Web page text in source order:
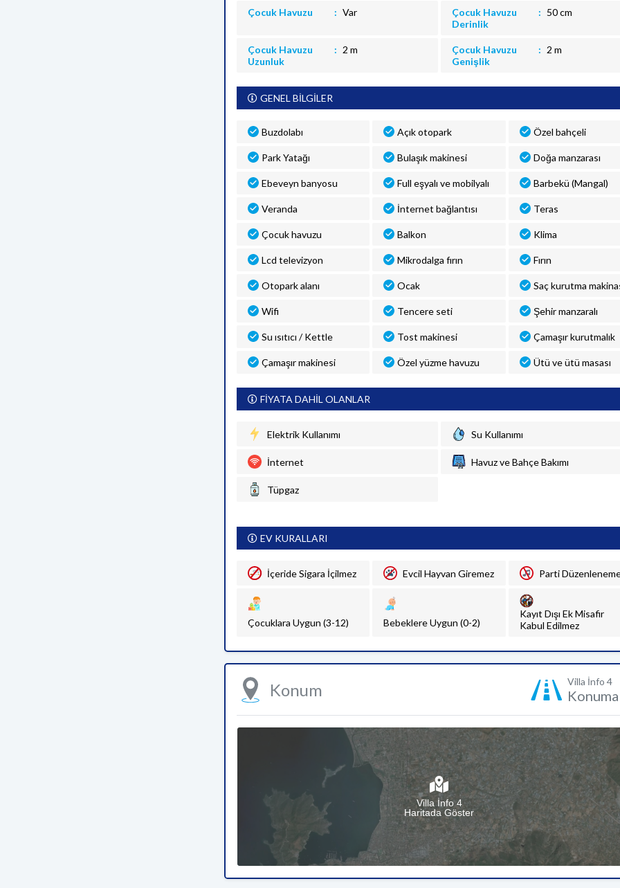
Çocuk Havuzu Var
Çocuk Havuzu
Derinlik
50 cm
Çocuk Havuzu
Uzunluk
2 m
Çocuk Havuzu
Genişlik
2 m
GENEL BİLGİLER
Buzdolabı Açık otopark Özel bahçeli
Park Yatağı Bulaşık makinesi Doğa manzarası
Ebeveyn banyosu Full eşyalı ve mobilyalı Barbekü (Mangal)
Veranda İnternet bağlantısı Teras
Çocuk havuzu Balkon Klima
Lcd televizyon Mikrodalga fırın Fırın
Otopark alanı Ocak Saç kurutma
Wifi Tencere seti Şehir manzaralı
Su ısıtıcı / Kettle Tost makinesi Çamaşır kurutmalık
Çamaşır makinesi Özel yüzme havuzu Ütü ve ütü masası
FİYATA DAHİL OLANLAR
Elektrik Kullanımı Su Kullanımı
İnternet Havuz ve Bahçe Bakımı
Tüpgaz
EV KURALLARI
İçeride Sigara İçilmez Evcil Hayvan Giremez Parti
Çocuklara Uygun (3-12) Bebeklere Uygun (0-2)
Kayıt Dışı Ek Misafir
Kabul Edilmez
Konum Villa İnfo 4
Villa İnfo 4
Haritada Göster